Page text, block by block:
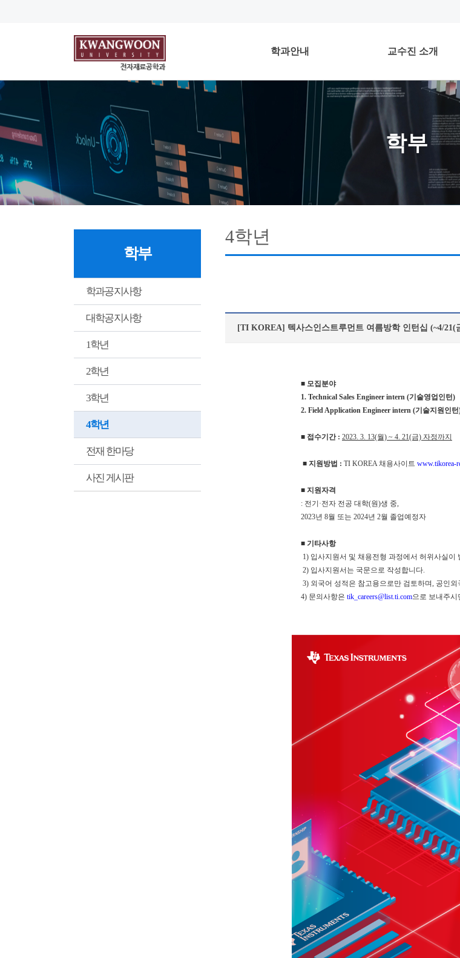
학과안내 교수진 소개
학부
학부
학과공지사항
대학공지사항
1학년
2학년
3학년
4학년
전재 한마당
사진 게시판
4학년
[TI KOREA] 텍사스인스트루먼트 여름방학 인턴십 (~4/21(
■ 모집분야
1. Technical Sales Engineer intern (기술영업인턴)
2. Field Application Engineer intern (기술지원인턴
■ 접수기간 : 2023. 3. 13(월) ~ 4. 21(금) 자정까지
■ 지원방법 : TI KOREA 채용사이트 www.tikorea-
■ 지원자격
: 전기·전자 전공 대학(원)생 중,
2023년 8월 또는 2024년 2월 졸업예정자
■ 기타사항
1) 입사지원서 및 채용전형 과정에서 허위사실
2) 입사지원서는 국문으로 작성합니다.
3) 외국어 성적은 참고용으로만 검토하며, 공인
4) 문의사항은 tik_careers@list.ti.com으로 보내주시